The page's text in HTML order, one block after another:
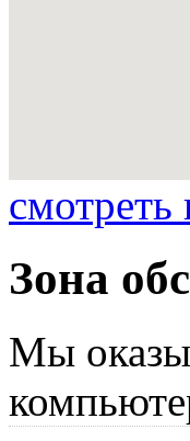
Зона
Мы